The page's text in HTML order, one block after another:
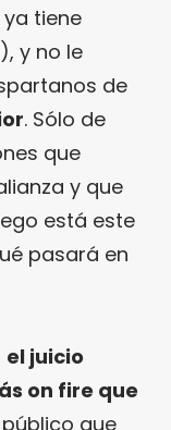
tiene
y no le
de
. Sólo de
que
y que
está este
pasará en
el juicio
on fire que
que